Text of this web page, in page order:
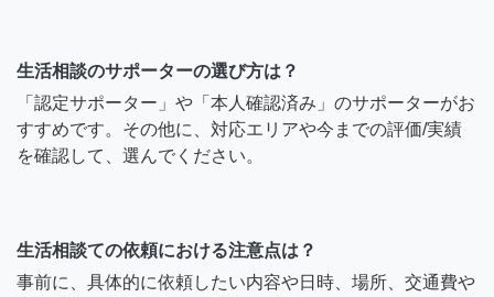
生活相談のサポーターの選び方は？
「認定サポーター」や「本人確認済み」のサポーターがお
すすめです。その他に、対応エリアや今までの評価/実績
を確認して、選んでください。
生活相談ての依頼における注意点は？
事前に、具体的に依頼したい内容や日時、場所、交通費や